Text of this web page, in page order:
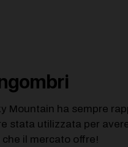
Mountain ha sempre
stata utilizzata per
il mercato offre!